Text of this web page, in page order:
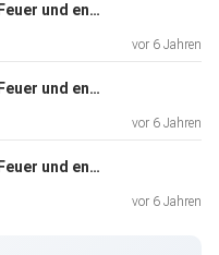
sFeA1.07 - Schottisches Feuer und englische Anmut
vor 6 Jahren
sFeA1.06 - Schottisches Feuer und englische Anmut
vor 6 Jahren
sFeA1.05 - Schottisches Feuer und englische Anmut
vor 6 Jahren